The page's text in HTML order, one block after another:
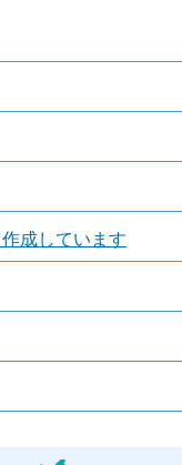
成しています